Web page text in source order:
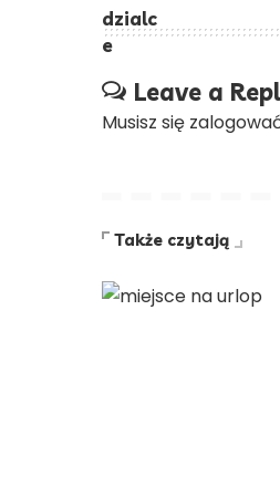
Leave a
Musisz się
Także czytają